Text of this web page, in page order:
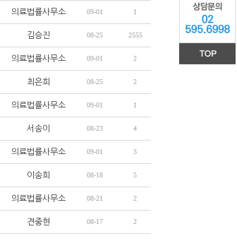
의료법률사무소 09-01 1
김승진 08-25 2555
의료법률사무소 09-01 2
최은희 08-25 2
의료법률사무소 09-01 1
서송이 08-23 4
의료법률사무소 09-01 3
이송희 08-18 5
의료법률사무소 08-21 2
견중현 08-17 2